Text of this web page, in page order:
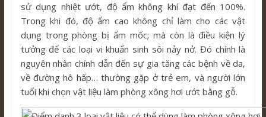
sử dụng nhiệt ướt, độ ẩm không khí đạt đến 100%.
Trong khi đó, độ ẩm cao không chỉ làm cho các vật
dụng trong phòng bị ẩm mốc; mà còn là điều kiện lý
tưởng để các loại vi khuẩn sinh sôi nảy nở. Đó chính là
nguyên nhân chính dẫn đến sự gia tăng các bệnh về da,
về đường hô hấp… thường gặp ở trẻ em, và người lớn
tuổi khi chọn vật liệu làm phòng xông hơi ướt bằng gỗ.